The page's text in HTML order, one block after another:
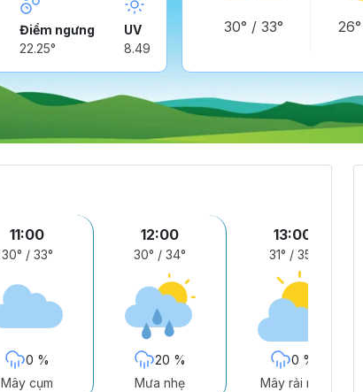
Điểm ngưng
22.25°
UV
8.49
30° / 33° 26°
11:00
30° / 33°
0 %
Mây cụm
12:00
30° / 34°
20 %
Mưa nhẹ
13:00
31° / 35°
0 %
Mây rải rác